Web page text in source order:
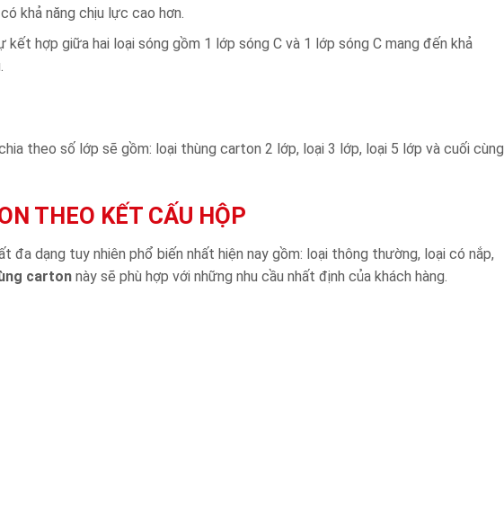
khả năng chịu lực cao hơn.
hợp giữa hai loại sóng gồm 1 lớp sóng C và 1 lớp sóng C mang đến khả
theo số lớp sẽ gồm: loại thùng carton 2 lớp, loại 3 lớp, loại 5 lớp và cuối cùng
THEO KẾT CẤU HỘP
đa dạng tuy nhiên phổ biến nhất hiện nay gồm: loại thông thường, loại có nắp,
carton này sẽ phù hợp với những nhu cầu nhất định của khách hàng.